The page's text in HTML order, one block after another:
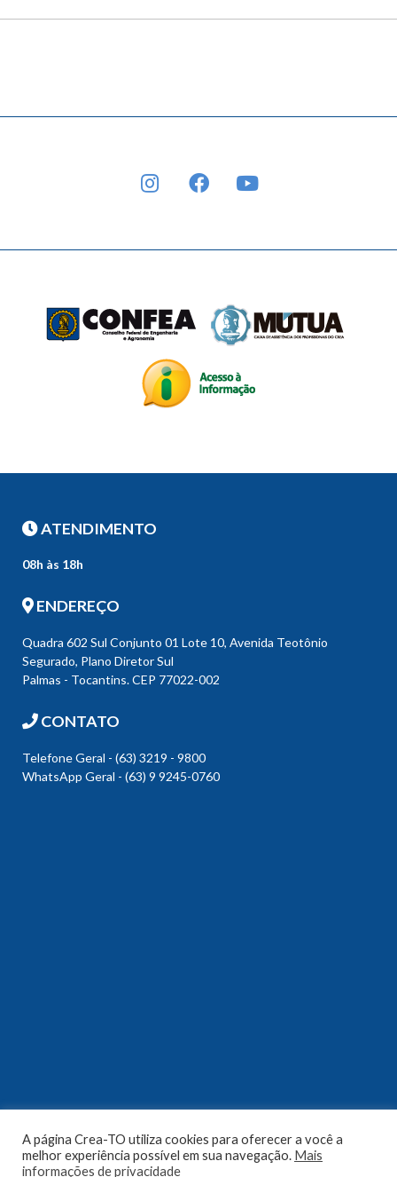
INSTAGRAMFACEBOOK
ATENDIMENTO
08h às 18h
ENDEREÇO
Quadra 602 Sul Conjunto 01 Lote 10, Avenida Teotônio
Segurado, Plano Diretor Sul
Palmas - Tocantins. CEP 77022-002
CONTATO
Telefone Geral - (63) 3219 - 9800
WhatsApp Geral - (63) 9 9245-0760
A página Crea-TO utiliza cookies para oferecer a você a
melhor experiência possível em sua navegação. Mais
informações de privacidade